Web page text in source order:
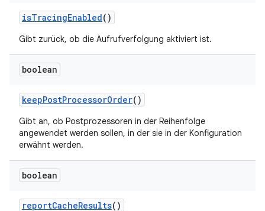
isTracingEnabled()
Gibt zurück, ob die Aufrufverfolgung aktiviert ist.
boolean
keepPostProcessorOrder()
Gibt an, ob Postprozessoren in der Reihenfolge
angewendet werden sollen, in der sie in der Konfiguration
erwähnt werden.
boolean
reportCacheResults()